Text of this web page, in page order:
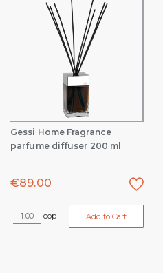
Gessi Home Fragrance
parfume diffuser 200 ml
€89.00
cop Add to Cart